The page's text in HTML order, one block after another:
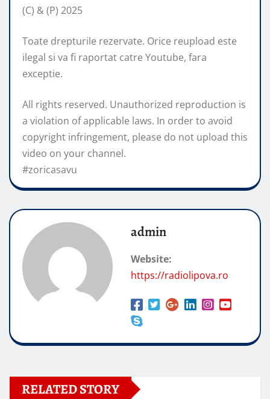
(C) & (P) 2025
Toate drepturile rezervate. Orice reupload este
ilegal si va fi raportat catre Youtube, fara
exceptie.
All rights reserved. Unauthorized reproduction is
a violation of applicable laws. In order to avoid
copyright infringement, please do not upload this
video on your channel.
#zoricasavu
admin
Website:
https://radiolipova.ro
RELATED STORY